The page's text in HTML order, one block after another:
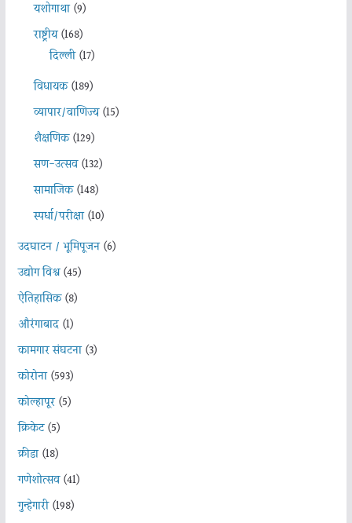
यशोगाथा(9)
राष्ट्रीय(168)
दिल्ली(17)
विधायक(189)
व्यापार/वाणिज्य(15)
शैक्षणिक(129)
सण-उत्सव(132)
सामाजिक(148)
स्पर्धा/परीक्षा(10)
उदघाटन / भूमिपूजन(6)
उद्योग विश्व(45)
ऐतिहासिक(8)
औरंगाबाद(1)
कामगार संघटना(3)
कोरोना(593)
कोल्हापूर(5)
क्रिकेट(5)
क्रीडा(18)
गणेशोत्सव(41)
गुन्हेगारी(198)